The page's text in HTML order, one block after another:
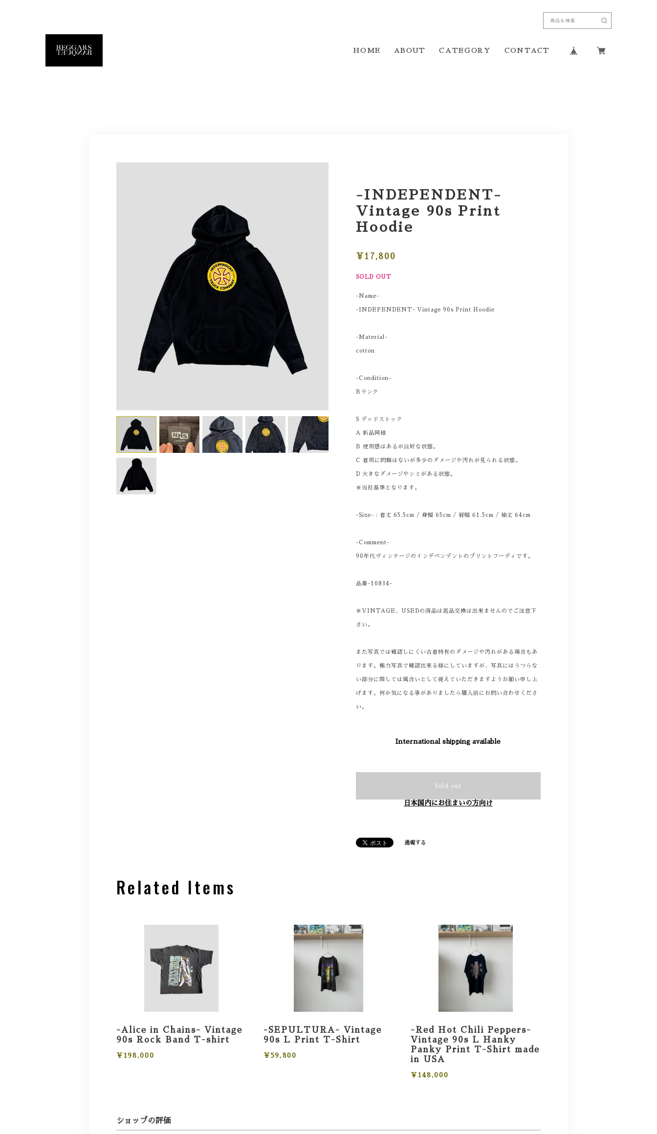
HOME ABOUT CATEGORY CONTACT
-INDEPENDENT-
Vintage 90s Print
Hoodie
¥17,800
SOLD OUT
-Name-
-INDEPENDENT- Vintage 90s Print Hoodie
-Material-
cotton
-Condition-
Bランク
S デッドストック
A 新品同様
B 使用感はあるが良好な状態。
C 着用に問題はないが多少のダメージや汚れが見られる状態。
D 大きなダメージやシミがある状態。
※当社基準となります。
-Size- : 着丈 65.5cm / 身幅 65cm / 肩幅 61.5cm / 袖丈 64cm
-Comment-
90年代ヴィンテージのインデペンデントのプリントフーディです。
品番-10834-
※VINTAGE、USEDの商品は返品交換は出来ませんのでご注意下
さい。
また写真では確認しにくい古着特有のダメージや汚れがある場合もあ
ります。極力写真で確認出来る様にしていますが、写真にはうつらな
い部分に関しては風合いとして捉えていただきますようお願い申し上
げます。何か気になる事がありましたら購入前にお問い合わせくださ
い。
International shipping available
Sold out
日本国内にお住まいの方向け
通報する
Related Items
-Alice in Chains- Vintage
90s Rock Band T-shirt
¥198,000
-SEPULTURA- Vintage
90s L Print T-Shirt
¥59,800
-Red Hot Chili Peppers-
Vintage 90s L Hanky
Panky Print T-Shirt made
in USA
¥148,000
ショップの評価